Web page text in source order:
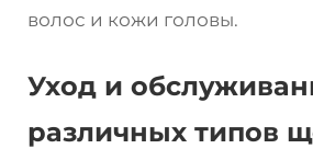
волос и кожи головы.
Уход и
различных типов